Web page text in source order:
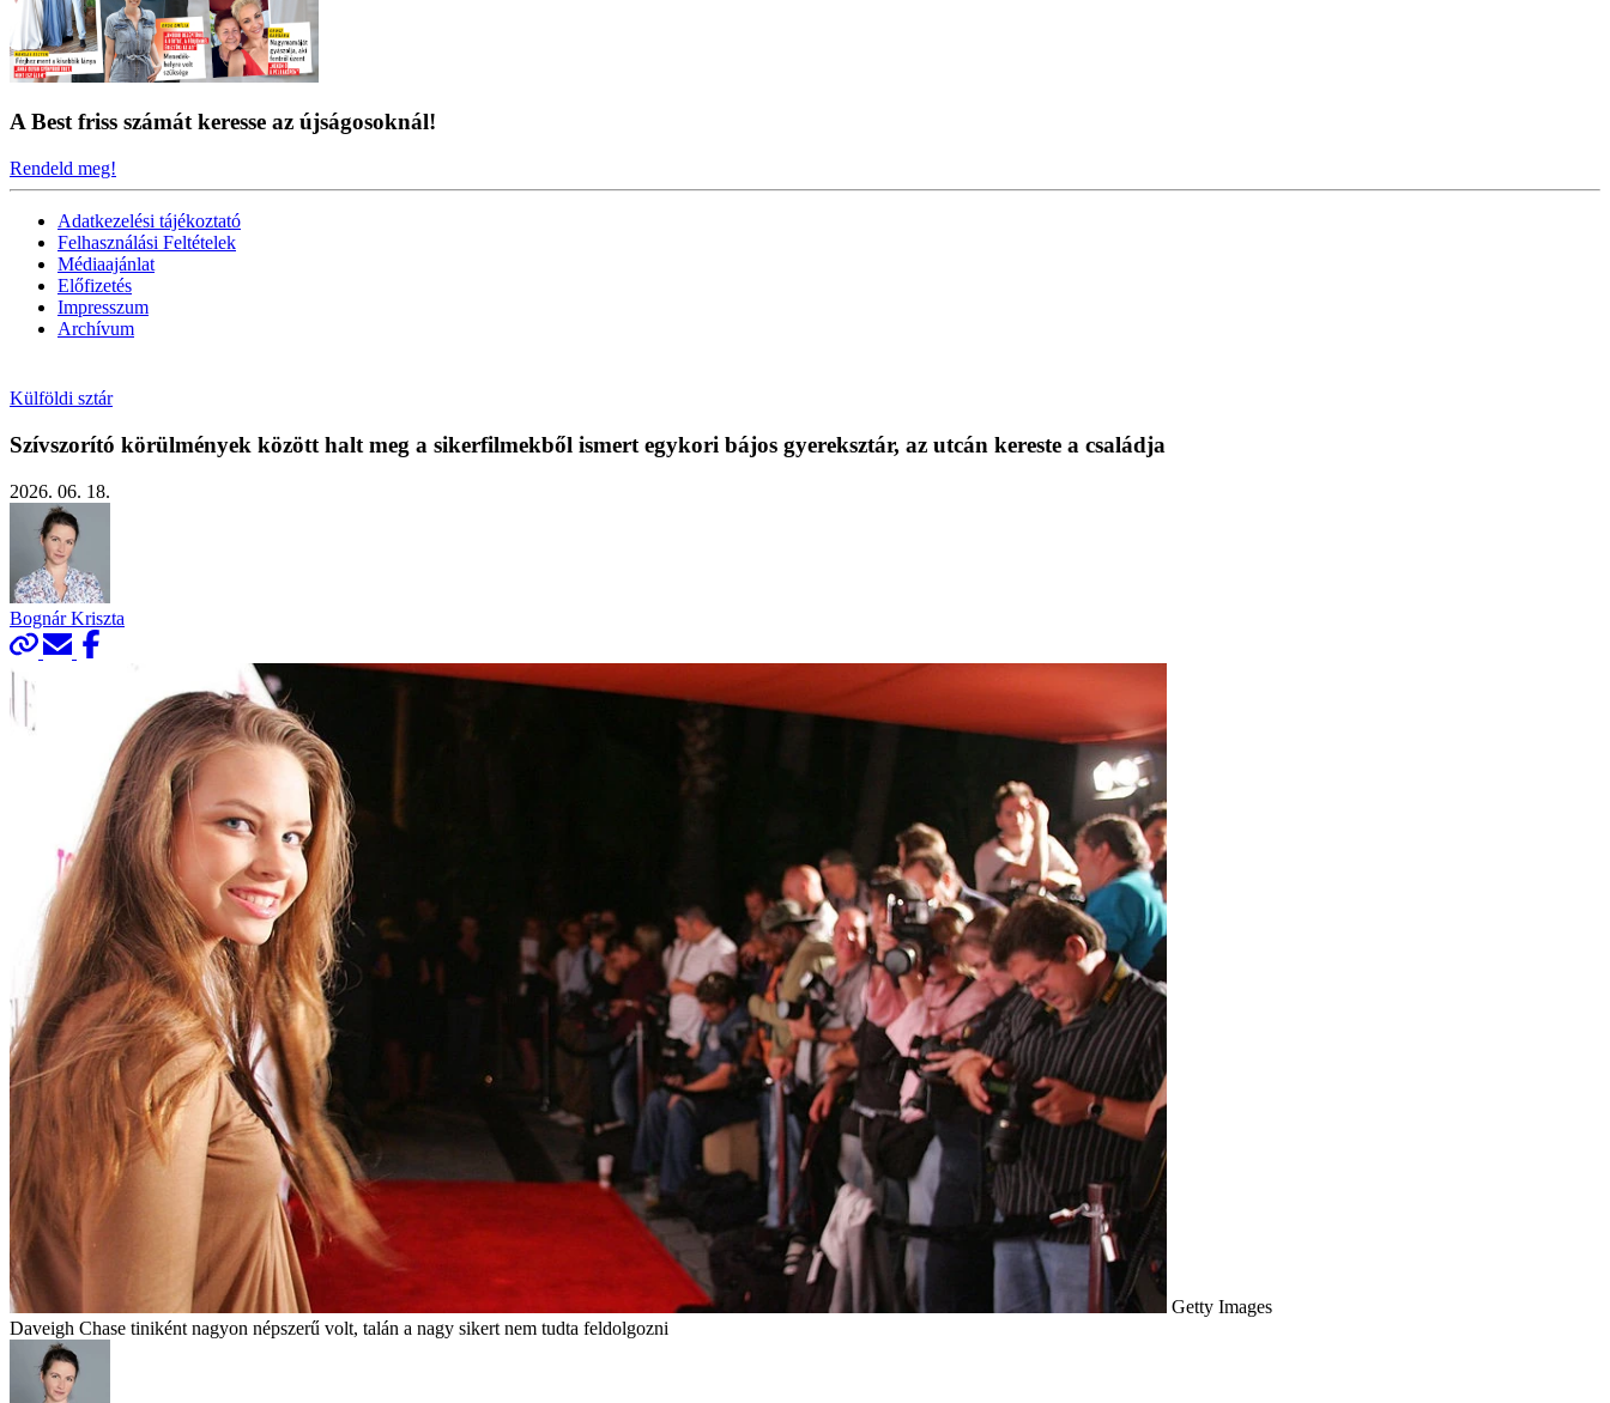
A Best friss számát keresse az újságosoknál!
Rendeld meg!
Adatkezelési tájékoztató
Felhasználási Feltételek
Médiaajánlat
Előfizetés
Impresszum
Archívum
Külföldi sztár
Szívszorító körülmények között halt meg a sikerfilmekből ismert egykori bájos gyereksztár, az utcán kereste a családja
2026. 06. 18.
Bognár Kriszta
Getty Images
Daveigh Chase tiniként nagyon népszerű volt, talán a nagy sikert nem tudta feldolgozni